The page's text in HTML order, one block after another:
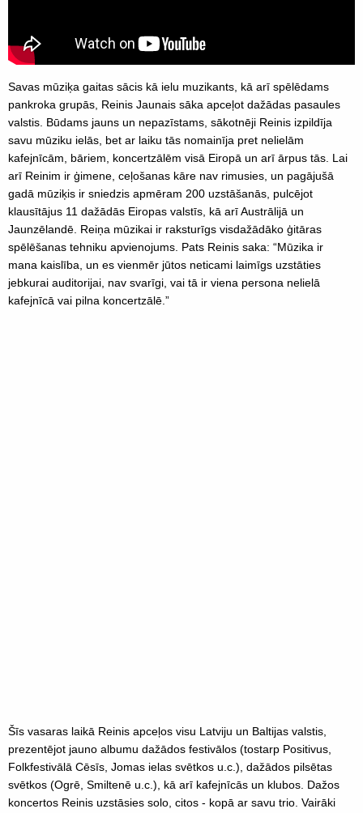
Savas mūziķa gaitas sācis kā ielu muzikants, kā arī spēlēdams
pankroka grupās, Reinis Jaunais sāka apceļot dažādas pasaules
valstis. Būdams jauns un nepazīstams, sākotnēji Reinis izpildīja
savu mūziku ielās, bet ar laiku tās nomainīja pret nelielām
kafejnīcām, bāriem, koncertzālēm visā Eiropā un arī ārpus tās. Lai
arī Reinim ir ģimene, ceļošanas kāre nav rimusies, un pagājušā
gadā mūziķis ir sniedzis apmēram 200 uzstāšanās, pulcējot
klausītājus 11 dažādās Eiropas valstīs, kā arī Austrālijā un
Jaunzēlandē. Reiņa mūzikai ir raksturīgs visdažādāko ģitāras
spēlēšanas tehniku apvienojums. Pats Reinis saka: “Mūzika ir
mana kaislība, un es vienmēr jūtos neticami laimīgs uzstāties
jebkurai auditorijai, nav svarīgi, vai tā ir viena persona nelielā
kafejnīcā vai pilna koncertzālē.”
Šīs vasaras laikā Reinis apceļos visu Latviju un Baltijas valstis,
prezentējot jauno albumu dažādos festivālos (tostarp Positivus,
Folkfestivālā Cēsīs, Jomas ielas svētkos u.c.), dažādos pilsētas
svētkos (Ogrē, Smiltenē u.c.), kā arī kafejnīcās un klubos. Dažos
koncertos Reinis uzstāsies solo, citos - kopā ar savu trio. Vairāki